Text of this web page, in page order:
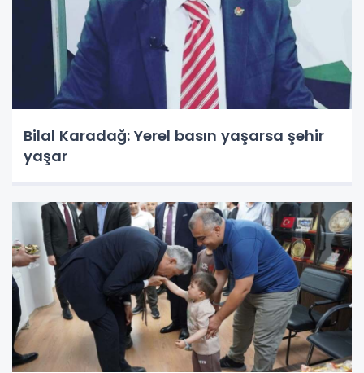
Bilal Karadağ: Yerel basın yaşarsa şehir
yaşar